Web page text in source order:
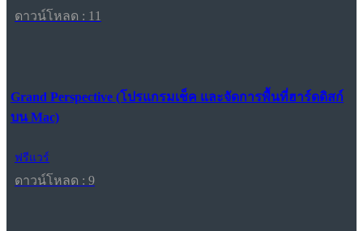
ดาวน์โหลด : 11
Grand Perspective (โปรแกรมเช็ค และจัดการพื้นที่ฮาร์ดดิสก์
บน Mac)
ฟรีแวร์
ดาวน์โหลด : 9